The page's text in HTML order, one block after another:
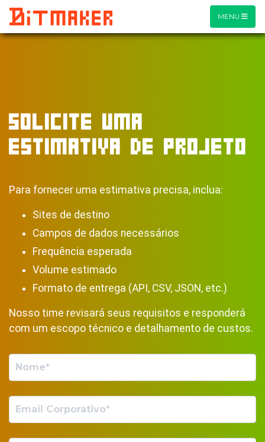
MENU
SOLICITE UMA
ESTIMATIVA DE PROJETO
Para fornecer uma estimativa precisa, inclua:
Sites de destino
Campos de dados necessários
Frequência esperada
Volume estimado
Formato de entrega (API, CSV, JSON, etc.)
Nosso time revisará seus requisitos e responderá
com um escopo técnico e detalhamento de custos.